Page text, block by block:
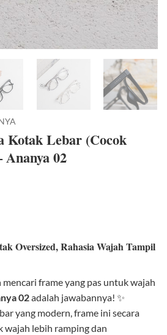
Kotak Lebar (Cocok
Ananya 02
Oversized, Rahasia Wajah Tampil
frame yang pas untuk wajah
02adalah jawabannya! ✨
yang modern, frame ini secara
wajah lebih ramping dan